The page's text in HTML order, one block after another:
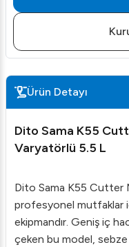
Ürün Detayı
Dito Sama K55
Varyatörlü 5.5 L
Dito Sama K55 Cutter
profesyonel mutfaklar
ekipmandır. Geniş iç
çeken bu model,